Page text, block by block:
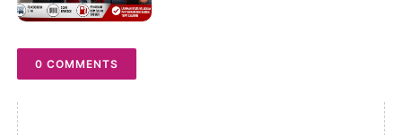
0 COMMENTS